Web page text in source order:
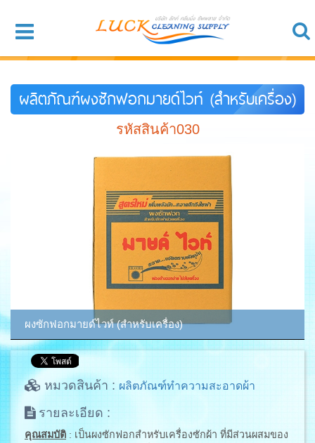
ผลิตภัณฑ์ผงซักฟอกมายด์ไวท์ (สำหรับเครื่อง)
รหัสสินค้า030
ผงซักฟอกมายด์ไวท์ (สำหรับเครื่อง)
หมวดสินค้า : ผลิตภัณฑ์ทำความสะอาดผ้า
รายละเอียด :
คุณสมบัติ : เป็นผงซักฟอกสำหรับเครื่องซักผ้า ที่มีส่วนผสมของ